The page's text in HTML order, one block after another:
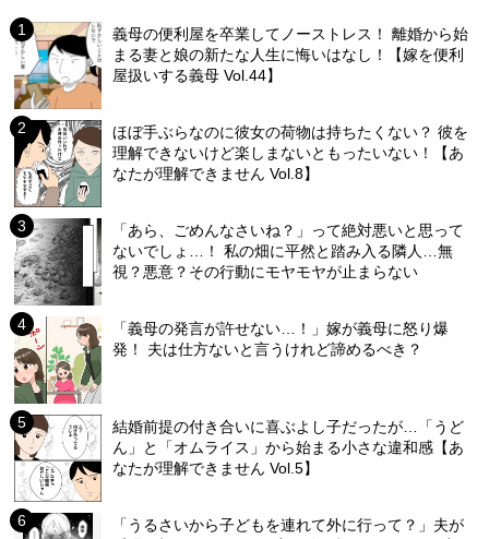
義母の便利屋を卒業してノーストレス！ 離婚から始
まる妻と娘の新たな人生に悔いはなし！【嫁を便利
屋扱いする義母 Vol.44】
ほぼ手ぶらなのに彼女の荷物は持ちたくない？ 彼を
理解できないけど楽しまないともったいない！【あ
なたが理解できません Vol.8】
「あら、ごめんなさいね？」って絶対悪いと思って
ないでしょ…！ 私の畑に平然と踏み入る隣人…無
視？悪意？その行動にモヤモヤが止まらない
「義母の発言が許せない…！」嫁が義母に怒り爆
発！ 夫は仕方ないと言うけれど諦めるべき？
結婚前提の付き合いに喜ぶよし子だったが…「うど
ん」と「オムライス」から始まる小さな違和感【あ
なたが理解できません Vol.5】
「うるさいから子どもを連れて外に行って？」夫が